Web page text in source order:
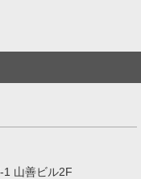
1 山善ビル2F